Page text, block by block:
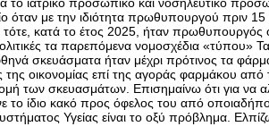
όταν με την ιδιότητα πρωθυπουργού πριν
κατά το έτος 2025, ήταν πρωθυπουργός
τα παρεπόμενα νομοσχέδια «τύπου»
σκευάσματα ήταν μέχρι πρότινος τα
οικονομίας επί της αγοράς φαρμάκου
των σκευασμάτων. Επισημαίνω ότι για να
το ίδιο κακό προς όφελος του από
Υγείας είναι το οξύ πρόβλημα.